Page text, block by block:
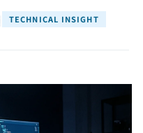
TECHNICAL INSIGHT